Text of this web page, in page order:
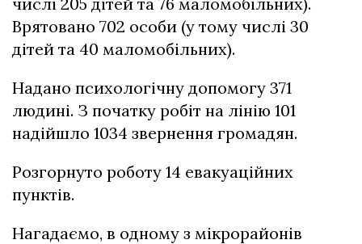
Врятовано 702 особи (у тому числі 30
дітей та 40 маломобільних).
Надано психологічну допомогу 371
людині. З початку робіт на лінію 101
надійшло 1034 звернення громадян.
Розгорнуто роботу 14 евакуаційних
пунктів.
Нагадаємо, в одному з мікрорайонів